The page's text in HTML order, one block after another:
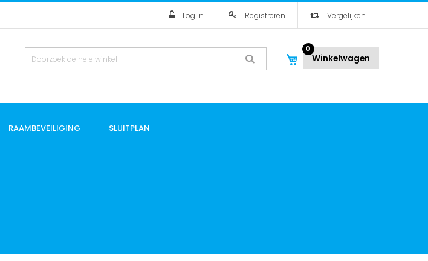
Log In Registreren Vergelijken
Winkelwagen
0
RAAMBEVEILIGING SLUITPLAN